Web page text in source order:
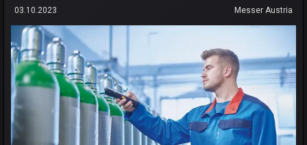
03.10.2023 Messer Austria